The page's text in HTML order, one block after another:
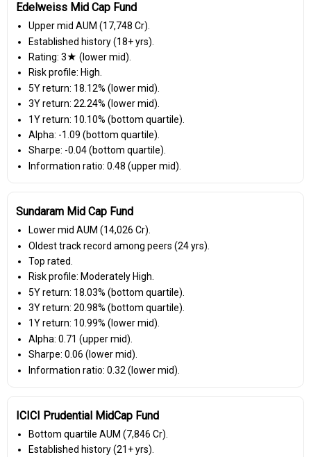
Edelweiss Mid Cap Fund
Upper mid AUM (₹17,748 Cr).
Established history (18+ yrs).
Rating: 3★ (lower mid).
Risk profile: High.
5Y return: 18.12% (lower mid).
3Y return: 22.24% (lower mid).
1Y return: 10.10% (bottom quartile).
Alpha: -1.09 (bottom quartile).
Sharpe: -0.04 (bottom quartile).
Information ratio: 0.48 (upper mid).
Sundaram Mid Cap Fund
Lower mid AUM (₹14,026 Cr).
Oldest track record among peers (24 yrs).
Top rated.
Risk profile: Moderately High.
5Y return: 18.03% (bottom quartile).
3Y return: 20.98% (bottom quartile).
1Y return: 10.99% (lower mid).
Alpha: 0.71 (upper mid).
Sharpe: 0.06 (lower mid).
Information ratio: 0.32 (lower mid).
ICICI Prudential MidCap Fund
Bottom quartile AUM (₹7,846 Cr).
Established history (21+ yrs).